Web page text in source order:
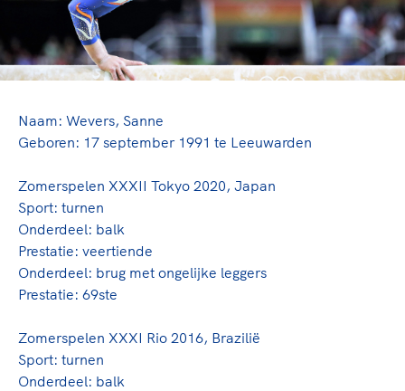
Sportonderzoek
Sportakkoord II
Game Changer
TeamNL kids
Nieuwspagina
Columns
Sport gaat niet vanzelf
Veilige en integere sport
Diversiteit en inclusie
Gezonde sportomgeving
Bekwaam sportkader
Vitale clubs en bestuurlijk kader
Sportmatch
Clubacties
Opleidingen en trainingen
High5 Stappenplan
Ruimte voor sport
TeamNL Academie Kalender
Kennisaanbod TeamNL Experts
Paralympische Spelen LA28
Europese Spelen Istanbul 2027
Topsportbeleid
Topsportfinanciering
Maatschappelijke waarde topsport
Top teamsportcompetities
Naam: Wevers, Sanne
Geboren: 17 september 1991 te Leeuwarden
Zomerspelen XXXII Tokyo 2020, Japan
Sport: turnen
Onderdeel: balk
Prestatie: veertiende
Onderdeel: brug met ongelijke leggers
Prestatie: 69ste
Zomerspelen XXXI Rio 2016, Brazilië
Sport: turnen
Onderdeel: balk